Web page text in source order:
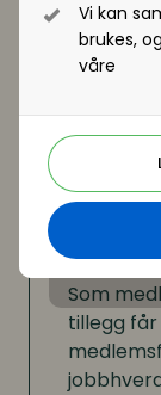
Vi kan
brukes,
våre
Som
tillegg